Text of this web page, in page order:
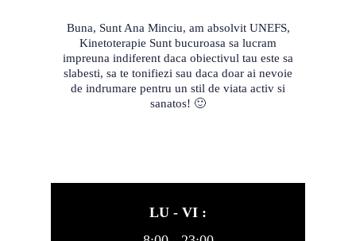
Buna, Sunt Ana Minciu, am absolvit UNEFS,
Kinetoterapie Sunt bucuroasa sa lucram
impreuna indiferent daca obiectivul tau este sa
slabesti, sa te tonifiezi sau daca doar ai nevoie
de indrumare pentru un stil de viata activ si
sanatos! 🙂
LU - VI :